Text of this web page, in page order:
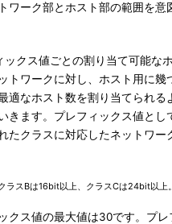
ワーク部とホスト部の範囲を意
クス値ごとの割り当て可能な
トワークに対し、ホスト用に幾
適なホスト数を割り当てられる
きます。プレフィックス値とし
たクラスに対応したネットワー
ラスBは16bit以上、クラスCは24bit以上。
クス値の最大値は30です。プレ